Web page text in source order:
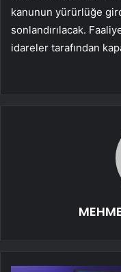
kanunun yürürlüğe
sonlandırılacak.
idareler tarafından